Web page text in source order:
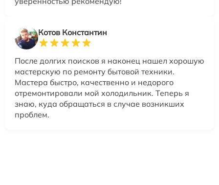
Котов Константин
После долгих поисков я наконец нашел хорошую
мастерскую по ремонту бытовой техники.
Мастера быстро, качественно и недорого
отремонтировали мой холодильник. Теперь я
знаю, куда обращаться в случае возникших
проблем.